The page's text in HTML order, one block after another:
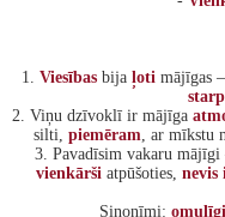
1. Viesībasbija ļotimājīgas
starp
2. Viņu dzīvoklī ir mājīga
silti, piemēram, ar mīkstu
3. Pavadīsim vakaru
vienkāršiatpūšoties, nevis
Sinonīmi: omulīgi